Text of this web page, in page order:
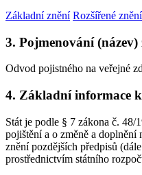
Základní znění Rozšířené znění
3. Pojmenování (název)
Odvod pojistného na veřejné
4. Základní informace
Stát je podle § 7 zákona č.
pojištění a o změně a
znění pozdějších předpisů
prostřednictvím státního